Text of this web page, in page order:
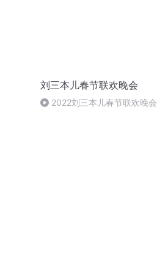
刘三本儿春节联欢晚会
2022刘三本儿春节联欢晚会